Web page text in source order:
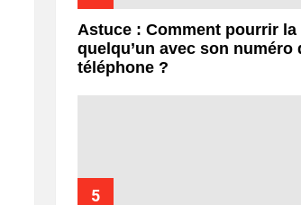
Astuce : Comment pourrir la
quelqu’un avec son numéro
téléphone ?